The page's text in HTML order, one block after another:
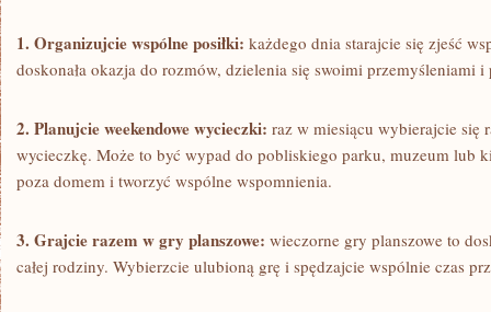
1. ‌Organizujcie wspólne‍ posiłki: każdego dnia​ starajcie się zjeść
doskonała okazja do rozmów, dzielenia się⁣ swoimi przemyśleniami​
2. Planujcie weekendowe wycieczki: raz w miesiącu‌ wybierajcie się
wycieczkę. ⁤Może to być wypad do pobliskiego parku, muzeum ‍lub
poza ⁤domem i tworzyć wspólne ⁤wspomnienia.
3. Grajcie razem w gry planszowe: wieczorne gry planszowe to
całej rodziny.⁤ Wybierzcie ulubioną grę i ​spędzajcie wspólnie czas